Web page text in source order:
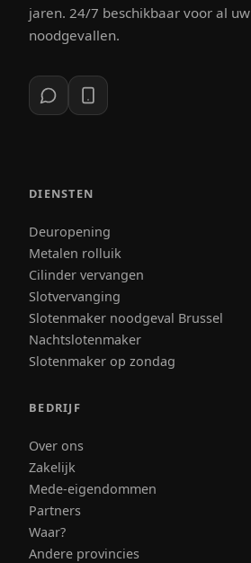
jaren. 24/7 beschikbaar voor al uw
noodgevallen.
DIENSTEN
Deuropening
Metalen rolluik
Cilinder vervangen
Slotvervanging
Slotenmaker noodgeval Brussel
Nachtslotenmaker
Slotenmaker op zondag
BEDRIJF
Over ons
Zakelijk
Mede-eigendommen
Partners
Waar?
Andere provincies